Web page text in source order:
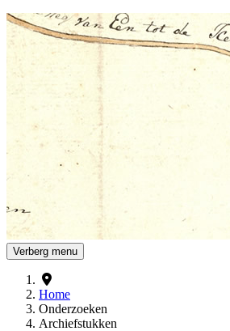
Drents Archief
Verberg menu
Home
Onderzoeken
Archiefstukken